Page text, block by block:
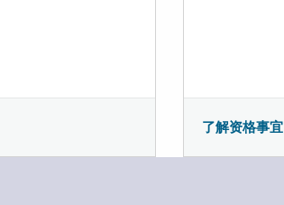
了解资格事宜